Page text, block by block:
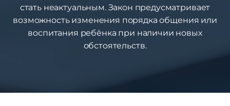
стать неактуальным. Закон предусматривает
возможность изменения порядка общения или
воспитания ребёнка при наличии новых
обстоятельств.